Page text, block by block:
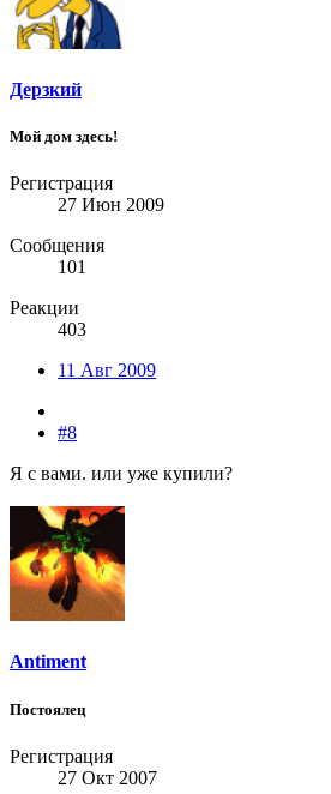
Дерзкий
Мой дом здесь!
Регистрация
27 Июн 2009
Сообщения
101
Реакции
403
11 Авг 2009
#8
Я с вами. или уже купили?
Antiment
Постоялец
Регистрация
27 Окт 2007